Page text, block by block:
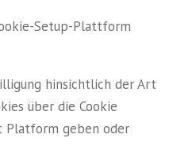
Setup-Plattform
hinsichtlich der Art
über die Cookie
Platform geben oder